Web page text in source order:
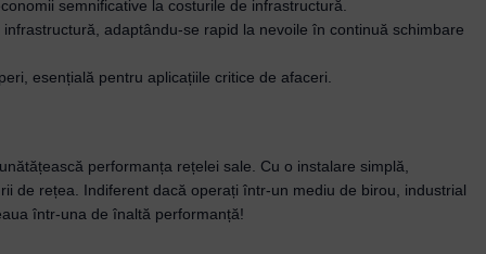
semnificative la costurile de infrastructură.
adaptându-se rapid la nevoile în continuă schimbare
esențială pentru aplicațiile critice de afaceri.
performanța rețelei sale. Cu o instalare simplă,
de rețea. Indiferent dacă operați într-un mediu de birou, industrial
într-una de înaltă performanță!